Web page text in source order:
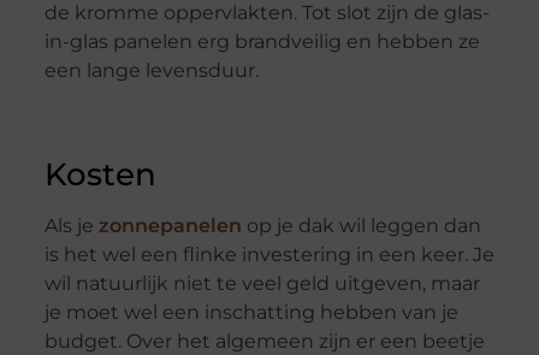
de kromme oppervlakten. Tot slot zijn de glas-
in-glas panelen erg brandveilig en hebben ze
een lange levensduur.
Kosten
Als je zonnepanelen op je dak wil leggen dan
is het wel een flinke investering in een keer. Je
wil natuurlijk niet te veel geld uitgeven, maar
je moet wel een inschatting hebben van je
budget. Over het algemeen zijn er een beetje